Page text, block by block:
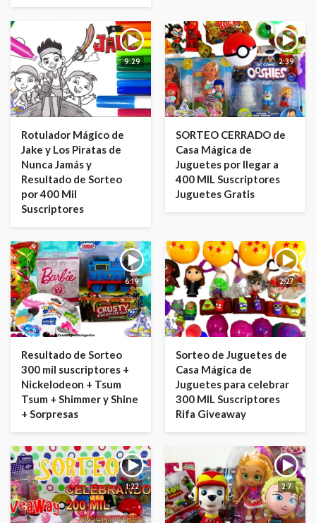
9:29
Rotulador Mágico de
Jake y Los Piratas de
Nunca Jamás y
Resultado de Sorteo
por 400 Mil
Suscriptores
2:39
SORTEO CERRADO de
Casa Mágica de
Juguetes por llegar a
400 MIL Suscriptores
Juguetes Gratis
6:19
Resultado de Sorteo
300 mil suscriptores +
Nickelodeon + Tsum
Tsum + Shimmer y Shine
+ Sorpresas
2:27
Sorteo de Juguetes de
Casa Mágica de
Juguetes para celebrar
300 MIL Suscriptores
Rifa Giveaway
1:22 2:7